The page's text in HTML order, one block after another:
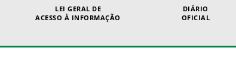
LEI GERAL DE
ACESSO À INFORMAÇÃO
DIÁRIO
OFICIAL